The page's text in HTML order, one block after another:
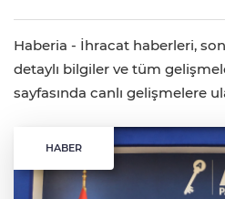
Haberia - İhracat haberleri,
detaylı bilgiler ve tüm
sayfasında canlı gelişmelere
HABER